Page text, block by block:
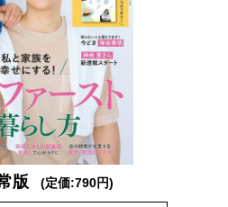
版 (定価:790円)